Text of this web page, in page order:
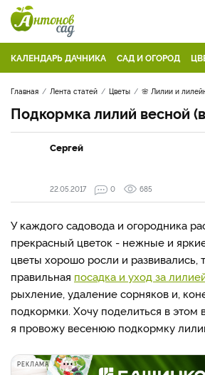
КАЛЕНДАРЬ ДАЧНИКА САД И ОГОРОД
Главная Лента статей Цветы 🌸 Лилии и
Подкормка лилий весной
Сергей
22.05.2017
0 685
У каждого садовода и огородника
прекрасный цветок - нежные и
цветы хорошо росли и развивались,
правильная посадка и уход за
рыхление, удаление сорняков и,
подкормки. Хочу поделиться в этом
я провожу весенюю подкормку
РЕКЛАМА